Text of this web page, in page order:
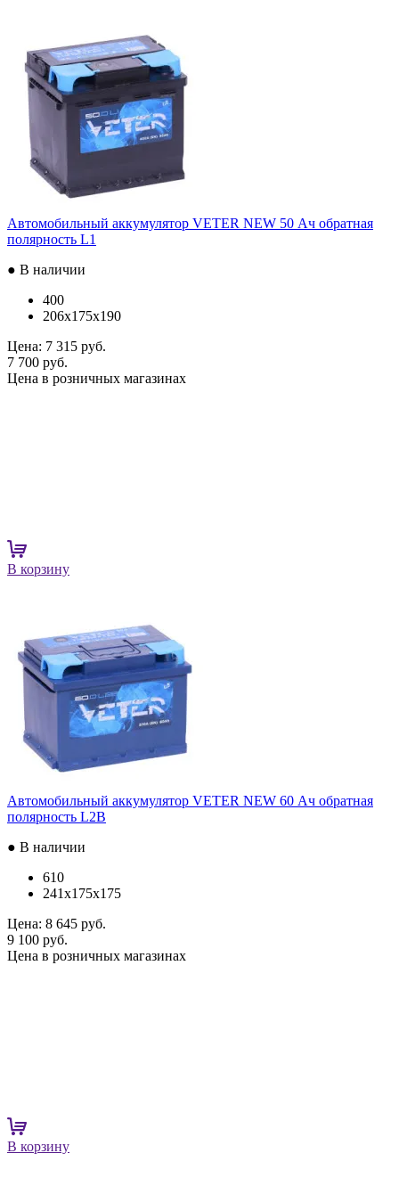
Автомобильный аккумулятор VETER NEW 50 Ач обратная
полярность L1
● В наличии
400
206x175x190
Цена: 7 315 руб.
7 700 руб.
Цена в розничных магазинах
В корзину
Автомобильный аккумулятор VETER NEW 60 Ач обратная
полярность L2B
● В наличии
610
241x175x175
Цена: 8 645 руб.
9 100 руб.
Цена в розничных магазинах
В корзину